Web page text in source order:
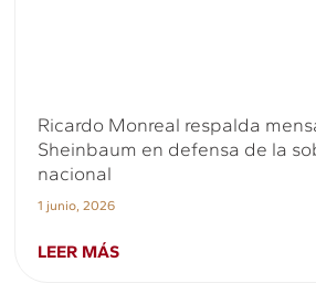
Ricardo Monreal respalda
Sheinbaum en defensa de la
nacional
1 junio, 2026
LEER MÁS